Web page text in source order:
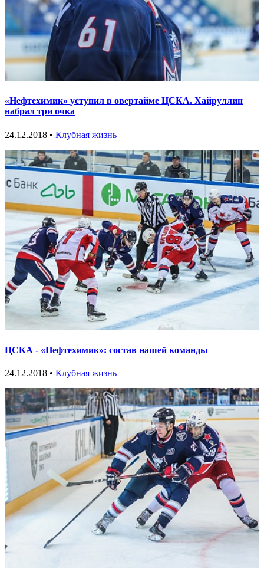
«Нефтехимик» уступил в овертайме ЦСКА. Хайруллин
набрал три очка
24.12.2018 • Клубная жизнь
ЦСКА - «Нефтехимик»: состав нашей команды
24.12.2018 • Клубная жизнь